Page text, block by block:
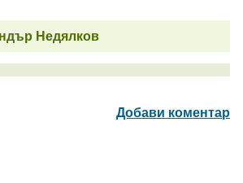
Недялков
Добави коментар